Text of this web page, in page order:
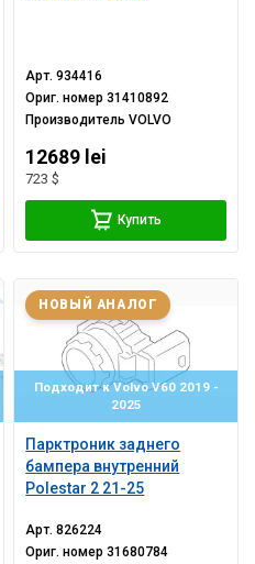
Арт.934416
Ориг. номер31410892
ПроизводительVOLVO
12689 lei
723 $
Купить
Подходит к Volvo V60 2019 -
2025
Парктроник заднего
бампера внутренний
Polestar 2 21-25
НОВЫЙ АНАЛОГ
Арт.826224
Ориг. номер31680784